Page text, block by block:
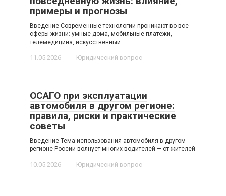
примеры и прогнозы
Введение Современные технологии проникают во все
сферы жизни: умные дома, мобильные платежи,
телемедицина, искусственный
11.05.2026 Юридический вопрос
ОСАГО при эксплуатации
автомобиля в другом регионе:
правила, риски и практические
советы
Введение Тема использования автомобиля в другом
регионе России волнует многих водителей — от жителей
10.05.2026 Юридический вопрос